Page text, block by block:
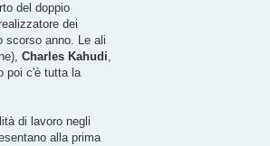
del doppio
dei
scorso anno. Le ali
Charles Kahudi,
poi c'è tutta la
di lavoro negli
alla prima